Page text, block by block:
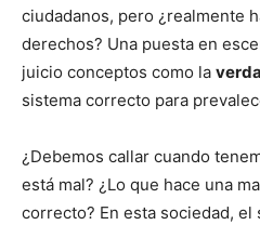
ciudadanos, pero ¿realmente
derechos? Una puesta en
juicio conceptos como la
sistema correcto para
¿Debemos callar cuando
está mal? ¿Lo que hace una
correcto? En esta sociedad,